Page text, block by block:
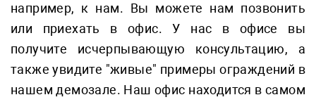
например, к нам. Вы можете нам позвонить
или приехать в офис. У нас в офисе вы
получите исчерпывающую консультацию, а
также увидите "живые" примеры ограждений в
нашем демозале. Наш офис находится в самом